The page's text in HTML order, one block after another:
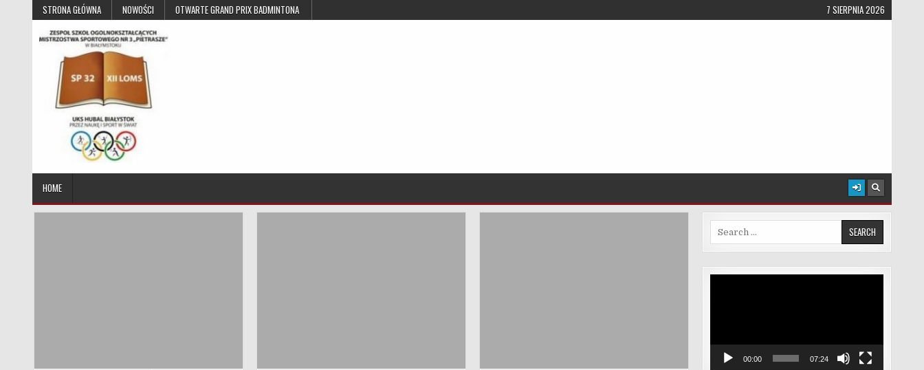
Skip to contentSTRONA GŁÓWNA NOWOŚCI OTWARTE GRAND PRIX BADMINTONA 7 SIERPNIA 2026
UKS Hubal Białystok
HOME
Search for:
00:00 07:24